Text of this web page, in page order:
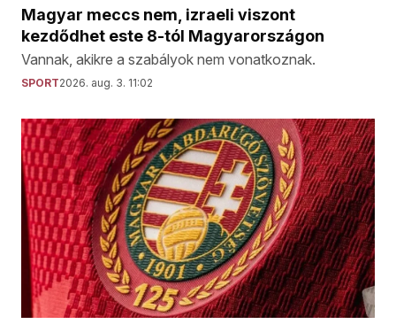
Magyar meccs nem, izraeli viszont
kezdődhet este 8-tól Magyarországon
Vannak, akikre a szabályok nem vonatkoznak.
SPORT2026. aug. 3. 11:02